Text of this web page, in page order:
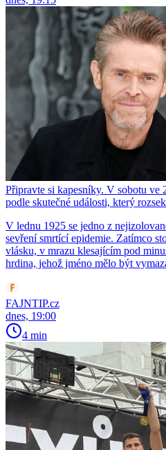
Připravte si kapesníky. V sobotu
podle skutečné události, který
V lednu 1925 se jedno z
sevření smrtící epidemie. Zatímco
vlásku, v mrazu klesajícím pod
hrdina, jehož jméno mělo být
FAJNTIP.cz
dnes, 19:00
4 min